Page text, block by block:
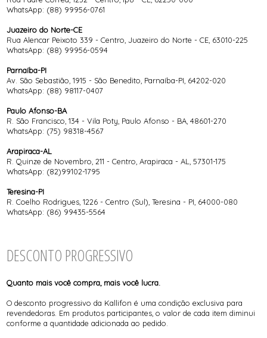
WhatsApp: (88) 99956-0761
Juazeiro do Norte-CE
Rua Alencar Peixoto 339 - Centro, Juazeiro do Norte - CE, 63010-225
WhatsApp: (88) 99956-0594
Parnaíba-PI
Av. São Sebastião, 1915 - São Benedito, Parnaíba-PI, 64202-020
WhatsApp: (88) 98117-0407
Paulo Afonso-BA
R. São Francisco, 134 - Vila Poty, Paulo Afonso - BA, 48601-270
WhatsApp: (75) 98318-4567
Arapiraca-AL
R. Quinze de Novembro, 211 - Centro, Arapiraca - AL, 57301-175
WhatsApp: (82)99102-1795
Teresina-PI
R. Coelho Rodrigues, 1226 - Centro (Sul), Teresina - PI, 64000-080
WhatsApp: (86) 99435-5564
DESCONTO PROGRESSIVO
Quanto mais você compra, mais você lucra.
O desconto progressivo da Kallifon é uma condição exclusiva para
revendedoras. Em produtos participantes, o valor de cada item diminui
conforme a quantidade adicionada ao pedido.